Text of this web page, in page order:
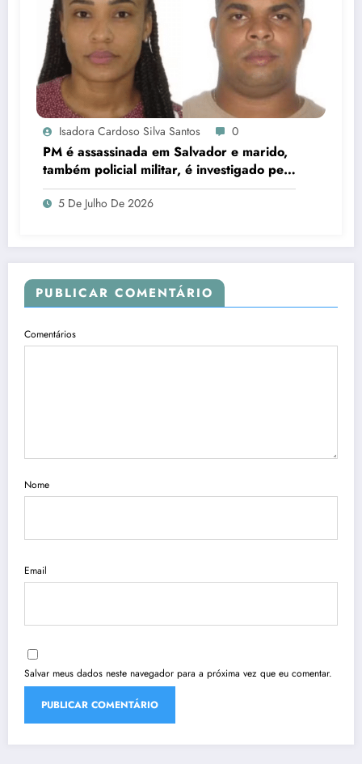
Isadora Cardoso Silva Santos 0
PM é assassinada em Salvador e marido,
também policial militar, é investigado pelo
crime
5 De Julho De 2026
PUBLICAR COMENTÁRIO
Comentários
Nome
Email
Salvar meus dados neste navegador para a próxima vez que eu comentar.